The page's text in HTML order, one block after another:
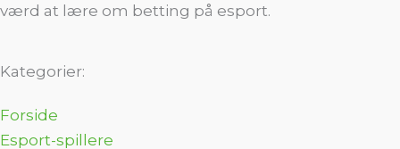
værd at lære om betting på esport.
Kategorier:
Forside
Esport-spillere